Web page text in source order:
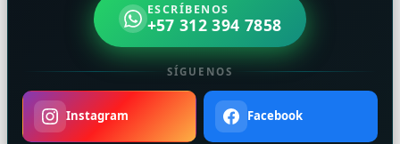
ESCRÍBENOS
+57 312 394 7858
SÍGUENOS
Instagram Facebook